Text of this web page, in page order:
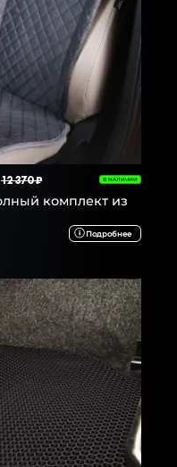
12 370 ₽ В НАЛИЧИИ
комплект из
Подробнее